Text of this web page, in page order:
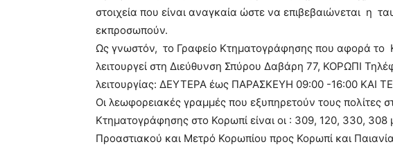
στοιχεία που είναι αναγκαία ώστε να επιβεβαιώνεται η
εκπροσωπούν.
Ως γνωστόν, το Γραφείο Κτηματογράφησης που αφορά
λειτουργεί στη Διεύθυνση Σπύρου Δαβάρη 77, ΚΟΡΩΠΙ
λειτουργίας: ΔΕΥΤΕΡΑ έως ΠΑΡΑΣΚΕΥΗ 09:00 -16:00 ΚΑΙ
Οι λεωφορειακές γραμμές που εξυπηρετούν τους πολίτες
Κτηματογράφησης στο Κορωπί είναι οι : 309, 120, 330,
Προαστιακού και Μετρό Κορωπίου προς Κορωπί και